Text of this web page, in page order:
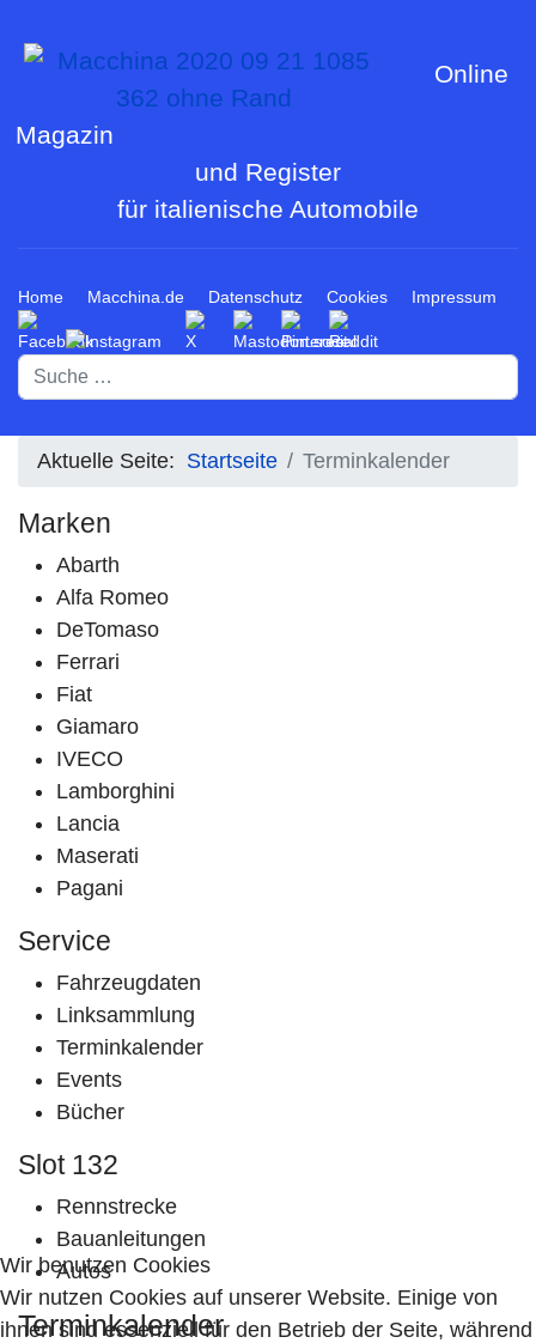
Online
Magazin
und Register
für italienische Automobile
Home Macchina.de Datenschutz Cookies Impressum
Suchen
Aktuelle Seite: Startseite Terminkalender
Marken
Abarth
Alfa Romeo
DeTomaso
Ferrari
Fiat
Giamaro
IVECO
Lamborghini
Lancia
Maserati
Pagani
Service
Fahrzeugdaten
Linksammlung
Terminkalender
Events
Bücher
Slot 132
Rennstrecke
Bauanleitungen
Autos
Terminkalender
Wir benutzen Cookies
Wir nutzen Cookies auf unserer Website. Einige von
ihnen sind essenziell für den Betrieb der Seite, während